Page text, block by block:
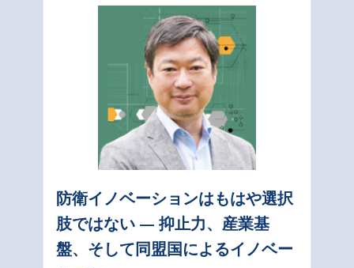
防衛イノベーションはもはや選択
肢ではない — 抑止力、産業基
盤、そして同盟国によるイノベー